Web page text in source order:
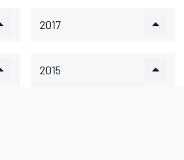
2017
2015